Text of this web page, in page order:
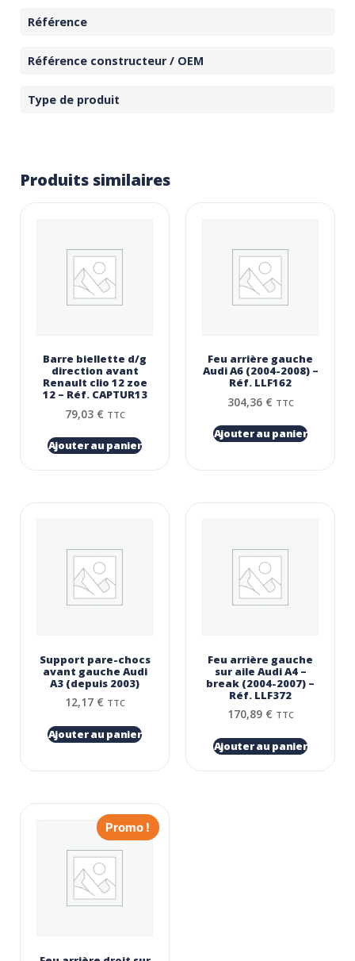
Référence
Référence constructeur / OEM
Type de produit
Produits similaires
Barre biellette d/g
direction avant
Renault clio 12 zoe
12 – Réf. CAPTUR13
79,03 € TTC
Ajouter au panier
Feu arrière gauche
Audi A6 (2004-2008) –
Réf. LLF162
304,36 € TTC
Ajouter au panier
Support pare-chocs
avant gauche Audi
A3 (depuis 2003)
12,17 € TTC
Ajouter au panier
Feu arrière gauche
sur aile Audi A4 –
break (2004-2007) –
Réf. LLF372
170,89 € TTC
Ajouter au panier
Promo !